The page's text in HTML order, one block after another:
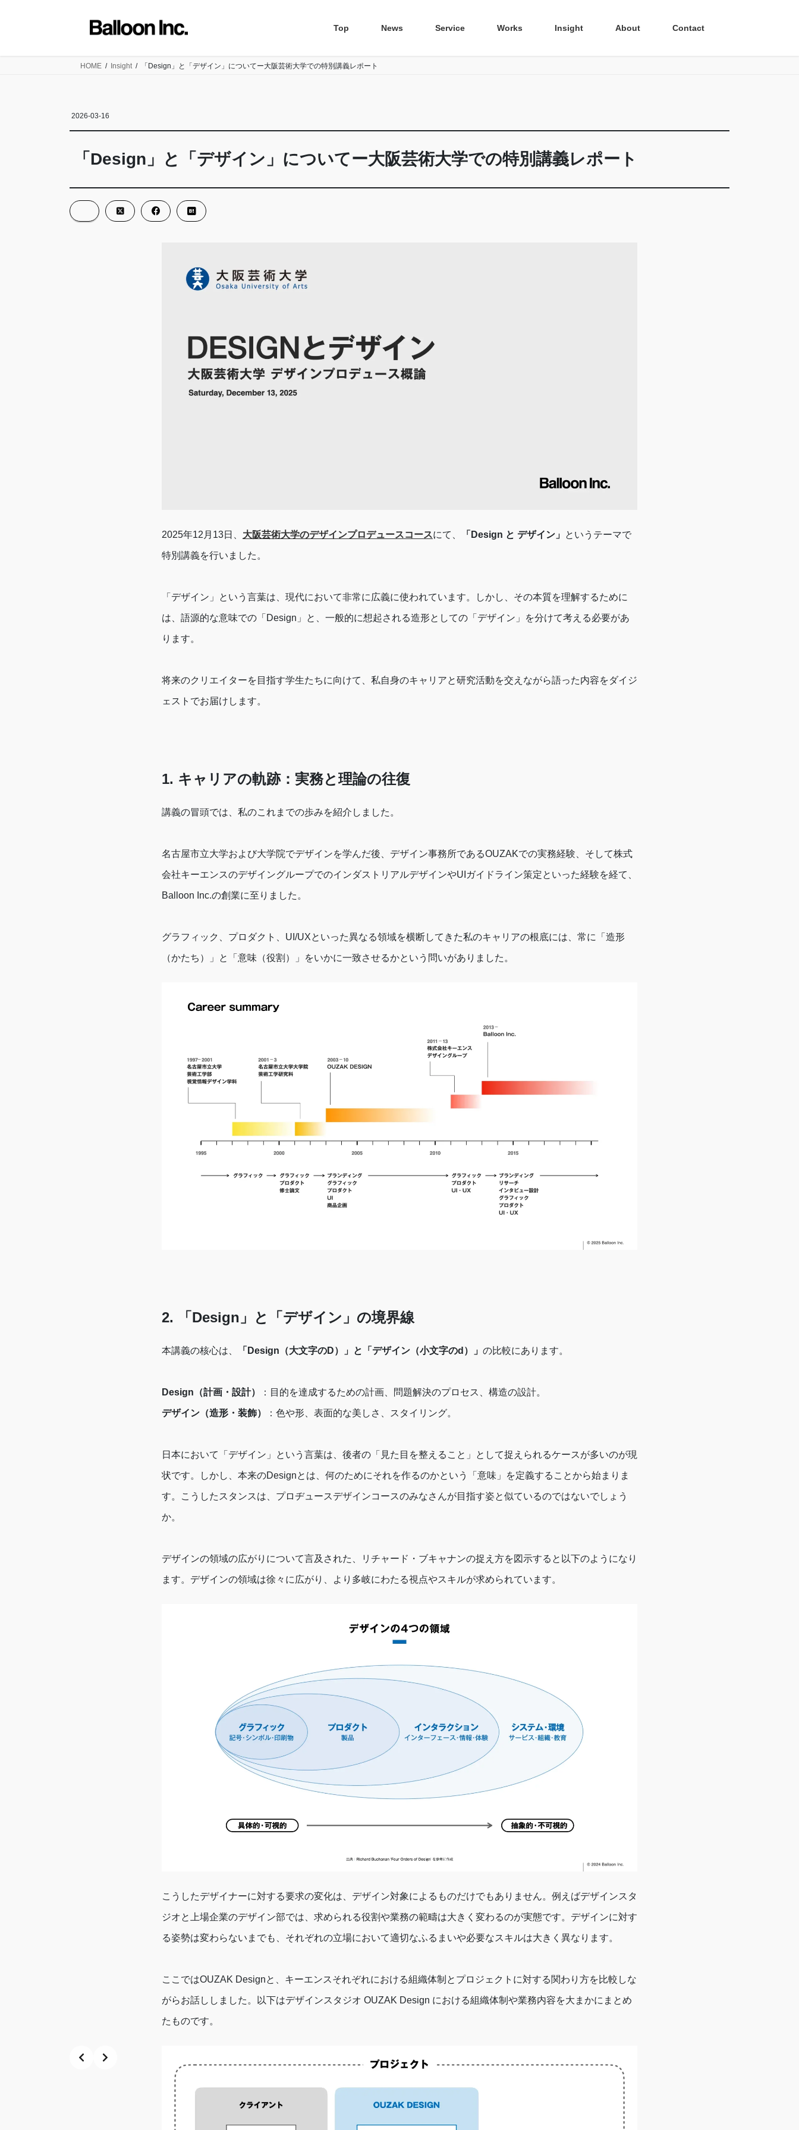
Top News Service Works Insight About Contact
HOME Insight 「Design」と「デザイン」についてー大阪芸術大学での特別講義レポート
2026-03-16
「Design」と「デザイン」についてー大阪芸術大学での特別講義レポート
2025年12月13日、 大阪芸術大学のデザインプロデュースコースにて、 「Design と デザイン」 というテーマで
特別講義を行いました。
「デザイン」という言葉は、現代において非常に広義に使われています。しかし、その本質を理解するために
は、語源的な意味での「Design」と、一般的に想起される造形としての「デザイン」を分けて考える必要があ
ります。
将来のクリエイターを目指す学生たちに向けて、私自身のキャリアと研究活動を交えながら語った内容をダイジ
ェストでお届けします。
1. キャリアの軌跡：実務と理論の往復
講義の冒頭では、私のこれまでの歩みを紹介しました。
名古屋市立大学および大学院でデザインを学んだ後、デザイン事務所であるOUZAKでの実務経験、そして株式
会社キーエンスのデザイングループでのインダストリアルデザインやUIガイドライン策定といった経験を経て、
Balloon Inc.の創業に至りました。
グラフィック、プロダクト、UI/UXといった異なる領域を横断してきた私のキャリアの根底には、常に「造形
（かたち）」と「意味（役割）」をいかに一致させるかという問いがありました。
2. 「Design」と「デザイン」の境界線
本講義の核心は、 「Design（大文字のD）」と「デザイン（小文字のd）」 の比較にあります。
Design（計画・設計） ：目的を達成するための計画、問題解決のプロセス、構造の設計。
デザイン（造形・装飾） ：色や形、表面的な美しさ、スタイリング。
日本において「デザイン」という言葉は、後者の「見た目を整えること」として捉えられるケースが多いのが現
状です。しかし、本来のDesignとは、何のためにそれを作るのかという「意味」を定義することから始まりま
す。こうしたスタンスは、プロヂュースデザインコースのみなさんが目指す姿と似ているのではないでしょう
か。
デザインの領域の広がりについて言及された、リチャード・ブキャナンの捉え方を図示すると以下のようになり
ます。デザインの領域は徐々に広がり、より多岐にわたる視点やスキルが求められています。
こうしたデザイナーに対する要求の変化は、デザイン対象によるものだけでもありません。例えばデザインスタ
ジオと上場企業のデザイン部では、求められる役割や業務の範疇は大きく変わるのが実態です。デザインに対す
る姿勢は変わらないまでも、それぞれの立場において適切なふるまいや必要なスキルは大きく異なります。
ここではOUZAK Designと、キーエンスそれぞれにおける組織体制とプロジェクトに対する関わり方を比較しな
がらお話ししました。以下はデザインスタジオ OUZAK Design における組織体制や業務内容を大まかにまとめ
たものです。